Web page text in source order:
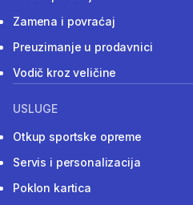
Zamena i povraćaj
Preuzimanje u prodavnici
Vodič kroz veličine
USLUGE
Otkup sportske opreme
Servis i personalizacija
Poklon kartica